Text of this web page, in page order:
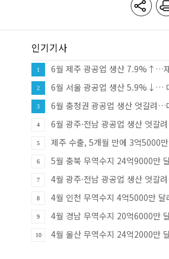
인기기사
1
6월 제주 광공업 생산 7.9%↑…
12.0%↑·대형소매점 판매 10.8%
2
6월 서울 광공업 생산 5.9%↓…
판매 9.8%↑·건설수주 81.8%↑
3
6월 충청권 광공업 생산 엇갈려…
·충북 33.8% 증가
4
6월 광주·전남 광공업 생산 엇갈
급증
5
제주 수출, 5개월 만에 3억5000
파…반도체가 견인
6 5월 충북 무역수지 24억9000만
7
4월 광주·전남 광공업 생산 엇갈
증가세
8 4월 인천 무역수지 4억5000만 달
9 4월 경남 무역수지 20억6000만
10 4월 울산 무역수지 24억2000만